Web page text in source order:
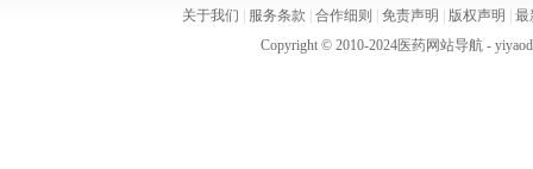
关于我们 服务条款 合作细则 免责声明 版权声明
最
Copyright © 2010-2024医药网站导航-